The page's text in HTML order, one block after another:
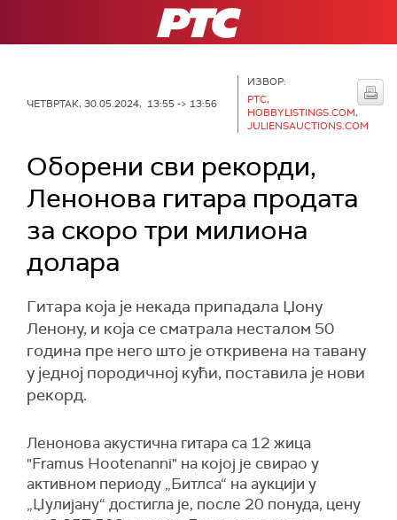
РТС
ЧЕТВРТАК, 30.05.2024, 13:55 -> 13:56
ИЗВОР:
РТС,
HOBBYLISTINGS.COM,
JULIENSAUCTIONS.COM
Оборени сви рекорди,
Ленонова гитара продата
за скоро три милиона
долара
Гитара која је некада припадала Џону
Ленону, и која се сматрала несталом 50
година пре него што је откривена на тавану
у једној породичној кући, поставила је нови
рекорд.
Ленонова акустична гитара са 12 жица
"Framus Hootenanni" на којој је свирао у
активном периоду „Битлса“ на аукцији у
„Џулијану“ достигла је, после 20 понуда, цену